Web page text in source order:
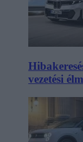
vezetési